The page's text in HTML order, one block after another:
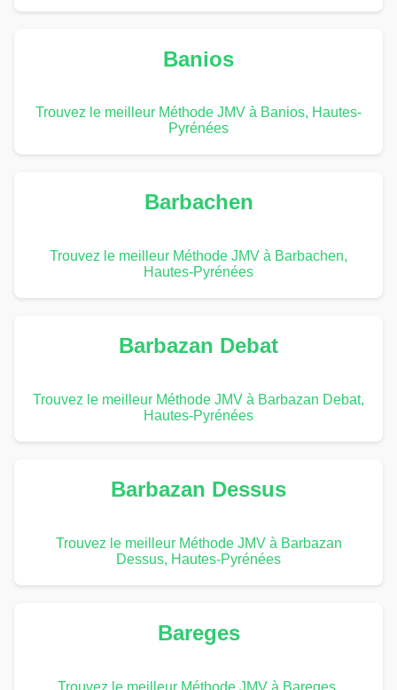
Banios
Trouvez le meilleur Méthode JMV à Banios, Hautes-
Pyrénées
Barbachen
Trouvez le meilleur Méthode JMV à Barbachen,
Hautes-Pyrénées
Barbazan Debat
Trouvez le meilleur Méthode JMV à Barbazan Debat,
Hautes-Pyrénées
Barbazan Dessus
Trouvez le meilleur Méthode JMV à Barbazan
Dessus, Hautes-Pyrénées
Bareges
Trouvez le meilleur Méthode JMV à Bareges,